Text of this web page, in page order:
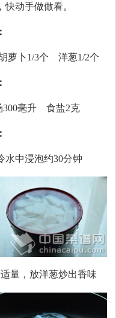
动手做做看。
卜1/3个 洋葱1/2个
毫升 食盐2克
中浸泡约30分钟
量，放洋葱炒出香味